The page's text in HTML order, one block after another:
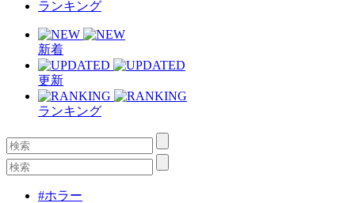
ランキング
新着
更新
ランキング
#ホラー